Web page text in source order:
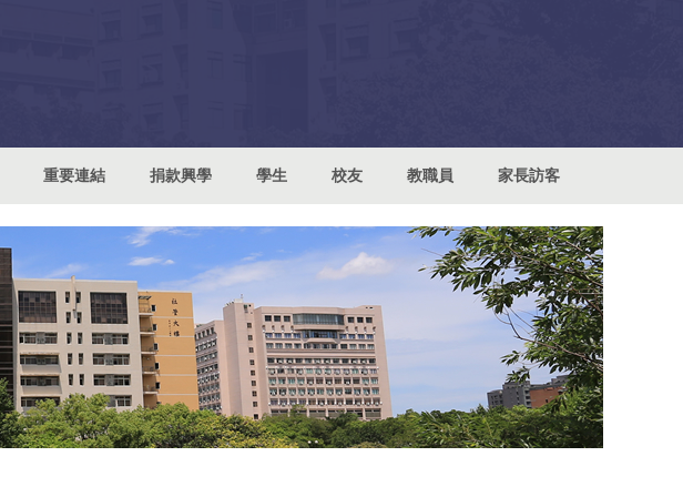
重要連結 捐款興學 學生 校友 教職員 家長訪客